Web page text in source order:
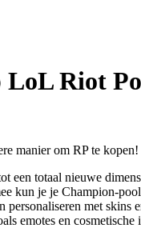
LoL Riot
manier om RP te kopen!
een totaal nieuwe
kun je je Champion-
personaliseren met skins
emotes en cosmetische